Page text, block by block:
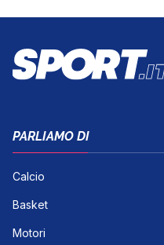
PARLIAMO DI
Calcio
Basket
Motori